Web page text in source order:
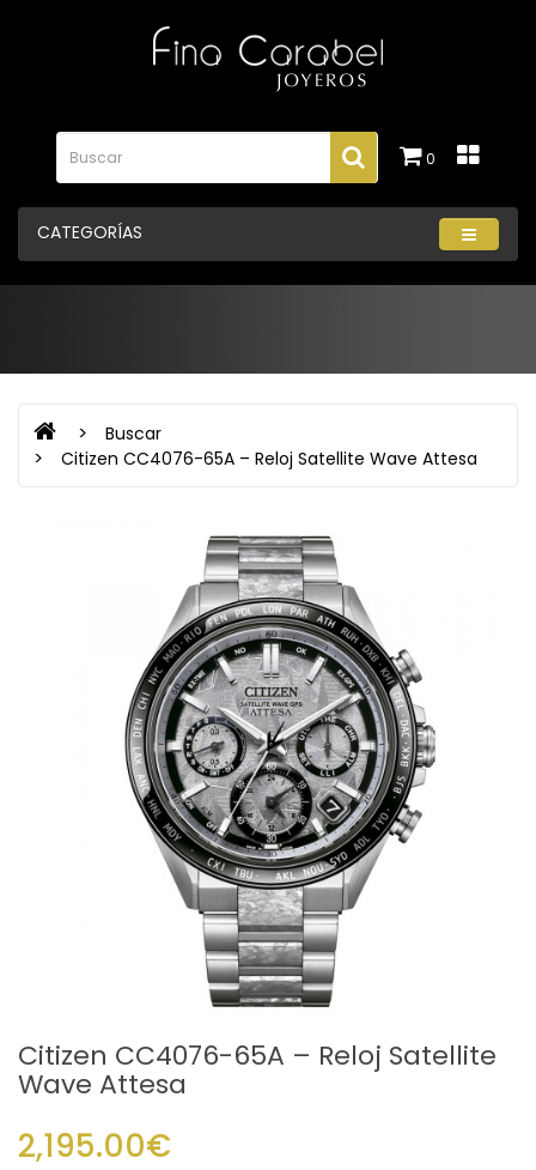
0
CATEGORÍAS
Buscar
Citizen CC4076-65A – Reloj Satellite Wave Attesa
Citizen CC4076-65A – Reloj Satellite
Wave Attesa
2,195.00€